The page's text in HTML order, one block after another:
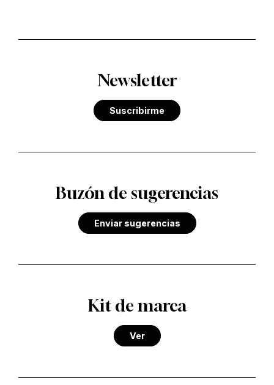
Newsletter
Suscribirme
Buzón de sugerencias
Enviar sugerencias
Kit de marca
Ver